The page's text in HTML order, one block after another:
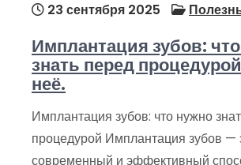
23 сентября 2025
Имплантация зубов:
знать перед
неё.
Имплантация зубов: что нужно
процедурой Имплантация зубов —
современный и эффективный